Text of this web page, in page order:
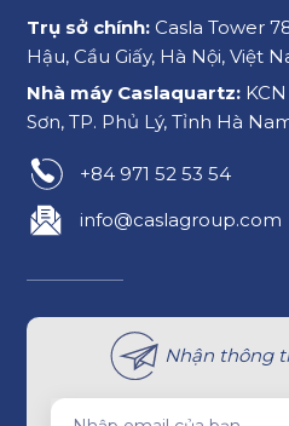
Trụ sở chính: Casla Tower
Hậu, Cầu Giấy, Hà Nội, Việt
Nhà máy Caslaquartz:
Sơn, TP. Phủ Lý, Tỉnh Hà
+84 971 52 53 54
info@caslagroup.com
Nhận thông